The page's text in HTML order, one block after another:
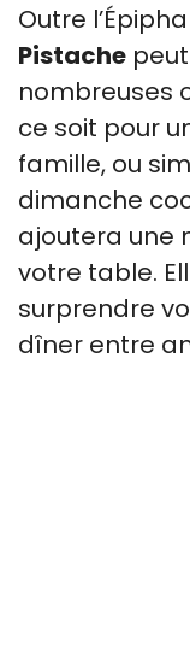
Outre
Pistache
nombreuses
ce soit pour
famille, ou
dimanche
ajoutera une
votre table.
surprendre
dîner entre